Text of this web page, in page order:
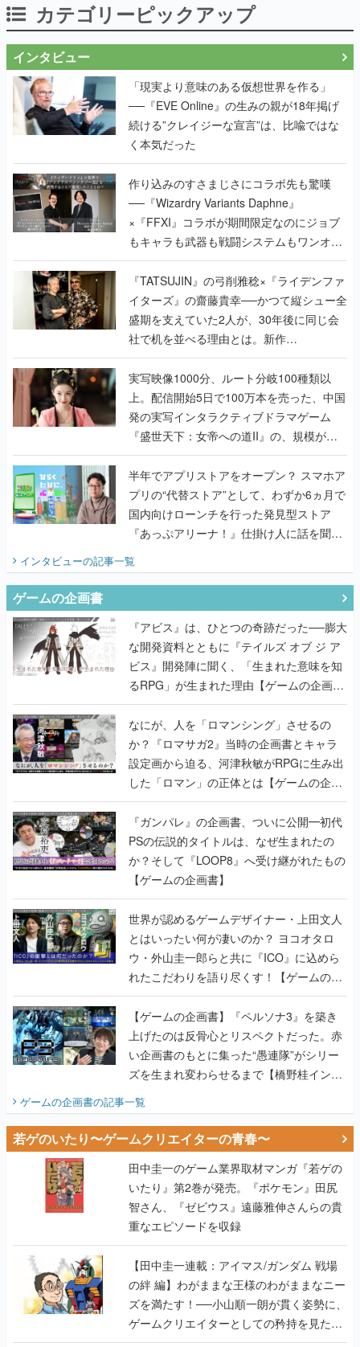
カテゴリーピックアップ
インタビュー
「現実より意味のある仮想世界を作る」
──『EVE Online』の生みの親が18年掲げ
続ける”クレイジーな宣言”は、比喩ではな
く本気だった
作り込みのすさまじさにコラボ先も驚嘆
──『Wizardry Variants Daphne』
×『FFXI』コラボが期間限定なのにジョブ
もキャラも武器も戦闘システムもワンオフ
で作り込まれた理由を両ディレクターに聞
く
『TATSUJIN』の弓削雅稔×『ライデンファ
イターズ』の齋藤貴幸──かつて縦シュー全
盛期を支えていた2人が、30年後に同じ会
社で机を並べる理由とは。新作
『TATSUJIN EXTREME』で初タッグを組
んだレジェンド2人に訊く開発秘話
実写映像1000分、ルート分岐100種類以
上。配信開始5日で100万本を売った、中国
発の実写インタラクティブドラマゲーム
『盛世天下：女帝への道II』の、規模が違
うこだわりをプロデューサーに聞いた
半年でアプリストアをオープン？ スマホア
プリの“代替ストア”として、わずか6ヵ月で
国内向けローンチを行った発見型ストア
『あっぷアリーナ！』仕掛け人に話を聞い
てみた
インタビューの記事一覧
ゲームの企画書
『アビス』は、ひとつの奇跡だった──膨大
な開発資料とともに『テイルズ オブ ジ ア
ビス』開発陣に聞く、「生まれた意味を知
るRPG」が生まれた理由【ゲームの企画
書】
なにが、人を「ロマンシング」させるの
か？『ロマサガ2』当時の企画書とキャラ
設定画から迫る、河津秋敏がRPGに生み出
した「ロマン」の正体とは【ゲームの企画
書】
『ガンパレ』の企画書、ついに公開━初代
PSの伝説的タイトルは、なぜ生まれたの
か？そして『LOOP8』へ受け継がれたもの
【ゲームの企画書】
世界が認めるゲームデザイナー・上田文人
とはいったい何が凄いのか？ ヨコオタロ
ウ・外山圭一郎らと共に『ICO』に込めら
れたこだわりを語り尽くす！【ゲームの企
画書】
【ゲームの企画書】『ペルソナ3』を築き
上げたのは反骨心とリスペクトだった。赤
い企画書のもとに集った“愚連隊”がシリー
ズを生まれ変わらせるまで【橋野桂インタ
ビュー】
ゲームの企画書の記事一覧
若ゲのいたり〜ゲームクリエイターの青春〜
田中圭一のゲーム業界取材マンガ『若ゲの
いたり』第2巻が発売。『ポケモン』田尻
智さん、『ゼビウス』遠藤雅伸さんらの貴
重なエピソードを収録
【田中圭一連載：アイマス/ガンダム 戦場
の絆 編】わがままな王様のわがままなニー
ズを満たす！──小山順一朗が貫く姿勢に、
ゲームクリエイターとしての矜持を見た
【若ゲのいたり最終回】